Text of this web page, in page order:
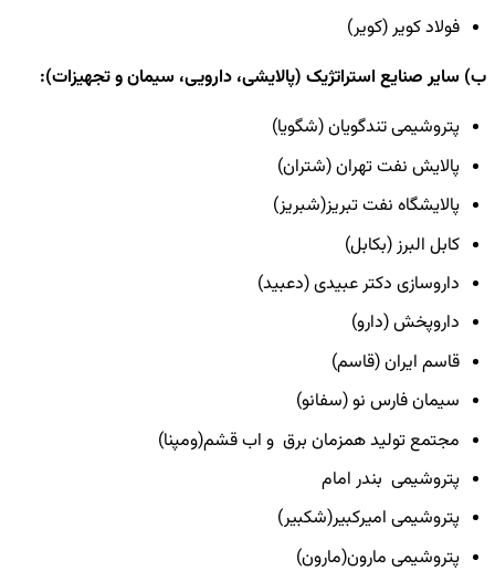
فولاد کویر (کویر)
ب) سایر صنایع استراتژیک (پالایشی، دارویی، سیمان و تجهیزات):
پتروشیمی تندگویان (شگویا)
پالایش نفت تهران (شتران)
پالایشگاه نفت تبریز(شبریز)
کابل البرز (بکابل)
داروسازی دکتر عبیدی (دعبید)
داروپخش (دارو)
قاسم ایران (قاسم)
سیمان فارس نو (سفانو)
مجتمع تولید همزمان برق و اب قشم(ومپنا)
پتروشیمی بندر امام
پتروشیمی امیرکبیر(شکبیر)
پتروشیمی مارون(مارون)